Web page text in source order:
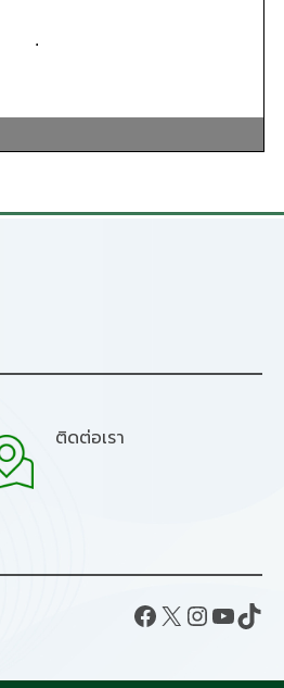
ติดต่อเรา
Facebook X InstagramYouTube TikTok